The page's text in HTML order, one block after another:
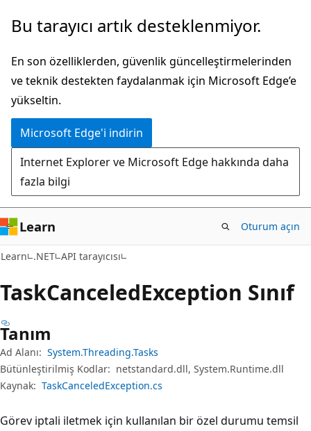
Ana
atla
Sayfa
gezintiye
atla
Bu tarayıcı artık desteklenmiyor.
En son özelliklerden, güvenlik güncelleştirmelerinden
ve teknik destekten faydalanmak için Microsoft Edge’e
yükseltin.
Microsoft Edge'i indirin
Internet Explorer ve Microsoft Edge hakkında daha
fazla bilgi
Learn Oturum açın
Learn .NET API tarayıcısı
TaskCanceledException Sınıf
Tanım
Ad Alanı: System.Threading.Tasks
Bütünleştirilmiş Kodlar: netstandard.dll, System.Runtime.dll
Kaynak: TaskCanceledException.cs
Görev iptali iletmek için kullanılan bir özel durumu temsil